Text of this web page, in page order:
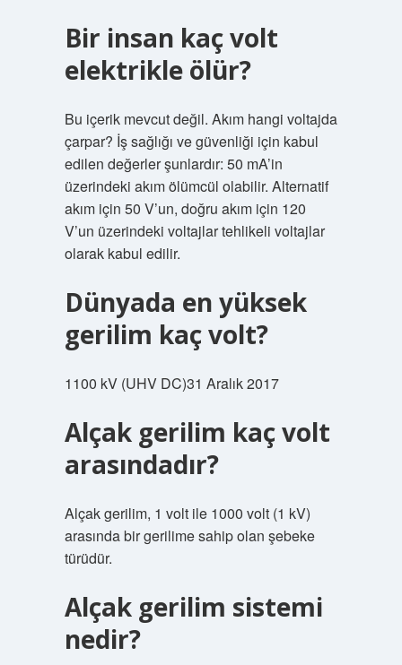
Bir insan kaç volt
elektrikle ölür?
Bu içerik mevcut değil. Akım hangi voltajda
çarpar? İş sağlığı ve güvenliği için kabul
edilen değerler şunlardır: 50 mA’in
üzerindeki akım ölümcül olabilir. Alternatif
akım için 50 V’un, doğru akım için 120
V’un üzerindeki voltajlar tehlikeli voltajlar
olarak kabul edilir.
Dünyada en yüksek
gerilim kaç volt?
1100 kV (UHV DC)31 Aralık 2017
Alçak gerilim kaç volt
arasındadır?
Alçak gerilim, 1 volt ile 1000 volt (1 kV)
arasında bir gerilime sahip olan şebeke
türüdür.
Alçak gerilim sistemi
nedir?